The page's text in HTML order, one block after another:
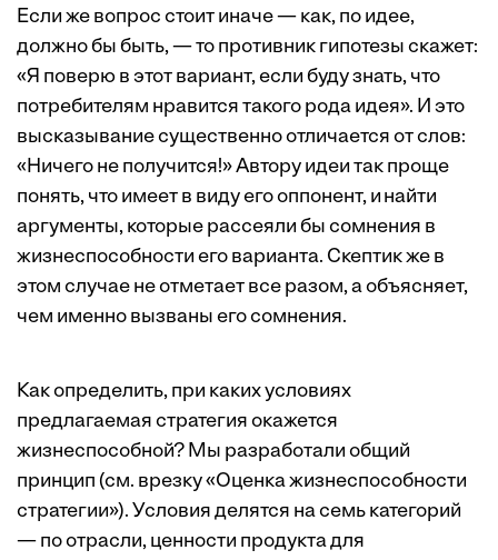
Если же вопрос стоит иначе — как, по идее,
должно бы быть, — то противник гипотезы скажет:
«Я поверю в этот вариант, если буду знать, что
потребителям нравится такого рода идея». И это
высказывание существенно отличается от слов:
«Ничего не получится!» Автору идеи так проще
понять, что имеет в виду его оппонент, и найти
аргументы, которые рассеяли бы сомнения в
жизнеспособности его варианта. Скептик же в
этом случае не отметает все разом, а объясняет,
чем именно вызваны его сомнения.
Как определить, при каких условиях
предлагаемая стратегия окажется
жизнеспособной? Мы разработали общий
принцип (см. врезку «Оценка жизнеспособности
стратегии»). Условия делятся на семь категорий
— по отрасли, ценности продукта для